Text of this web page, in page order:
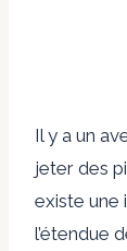
Il y a un
jeter des
existe une
l’étendue